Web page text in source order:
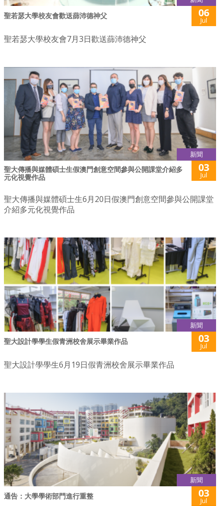
聖若瑟大學校友會歡送蒒沛德神父 06
Jul
聖若瑟大學校友會7月3日歡送蒒沛德神父
新聞
聖大傳播與媒體碩士生假澳門創意空間參與公開課堂介紹多
元化視覺作品
03
Jul
聖大傳播與媒體碩士生6月20日假澳門創意空間參與公開課堂
介紹多元化視覺作品
新聞
聖大設計學學生假青洲校舍展示畢業作品 03
Jul
聖大設計學學生6月19日假青洲校舍展示畢業作品
新聞
通告：大學學術部門進行重整 03
Jul